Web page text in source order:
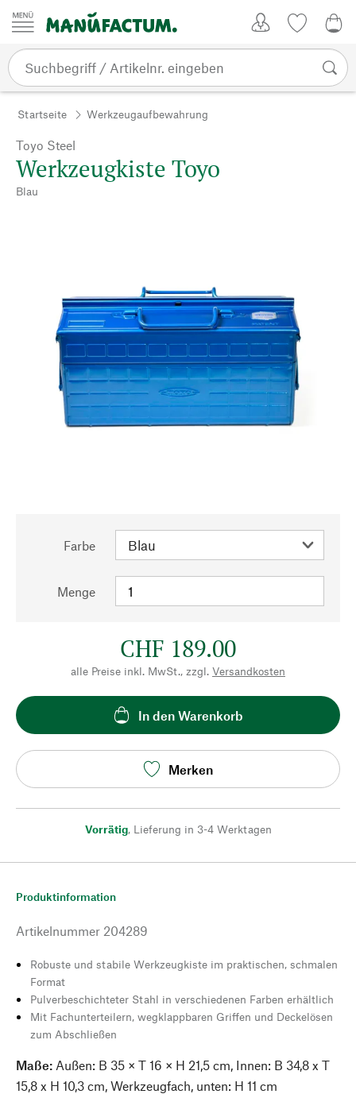
Zum Inhalt springen
Startseite Werkzeugaufbewahrung
Toyo Steel
Werkzeugkiste Toyo
Blau
Farbe
Menge
CHF 189.00
alle Preise inkl. MwSt., zzgl. Versandkosten
In den Warenkorb
Merken
Vorrätig, Lieferung in 3-4 Werktagen
Produktinformation
Artikelnummer 204289
Robuste und stabile Werkzeugkiste im praktischen, schmalen
Format
Pulverbeschichteter Stahl in verschiedenen Farben erhältlich
Mit Fachunterteilern, wegklappbaren Griffen und Deckelösen
zum Abschließen
Maße: Außen: B 35 × T 16 × H 21,5 cm, Innen: B 34,8 x T
15,8 x H 10,3 cm, Werkzeugfach, unten: H 11 cm